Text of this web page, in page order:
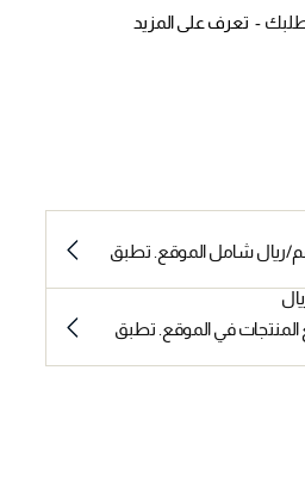
تعرف على المزيد
بقيمة 299 درهم/ريال شامل الموقع. تطبق
جميع المنتجات في الموقع. تطبق